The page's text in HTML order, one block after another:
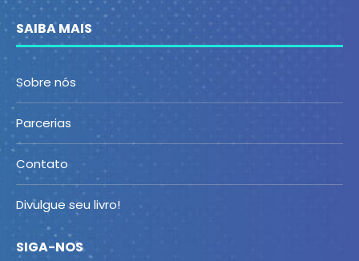
SAIBA MAIS
Sobre nós
Parcerias
Contato
Divulgue seu livro!
SIGA-NOS